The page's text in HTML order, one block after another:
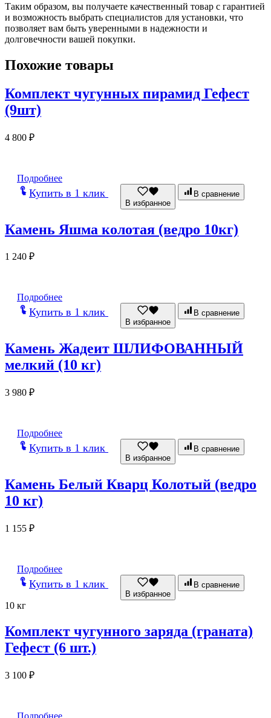
Таким образом, вы получаете качественный товар с гарантией
и возможность выбрать специалистов для установки, что
позволяет вам быть уверенными в надежности и
долговечности вашей покупки.
Похожие товары
Комплект чугунных пирамид Гефест
(9шт)
4 800 ₽
Подробнее
Купить в 1 клик
В избранное
В сравнение
Камень Яшма колотая (ведро 10кг)
1 240 ₽
Подробнее
Купить в 1 клик
В избранное
В сравнение
Камень Жадеит ШЛИФОВАННЫЙ
мелкий (10 кг)
3 980 ₽
Подробнее
Купить в 1 клик
В избранное
В сравнение
Камень Белый Кварц Колотый (ведро
10 кг)
1 155 ₽
Подробнее
Купить в 1 клик
В избранное
В сравнение
10 кг
Комплект чугунного заряда (граната)
Гефест (6 шт.)
3 100 ₽
Подробнее